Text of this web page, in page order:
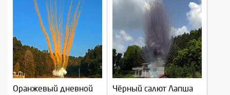
Оранжевый дневной
Чёрный салют Лапша